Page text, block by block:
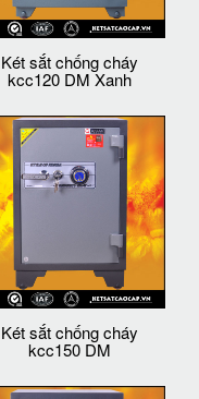
Két sắt chống cháy
kcc120 DM Xanh
Két sắt chống cháy
kcc150 DM